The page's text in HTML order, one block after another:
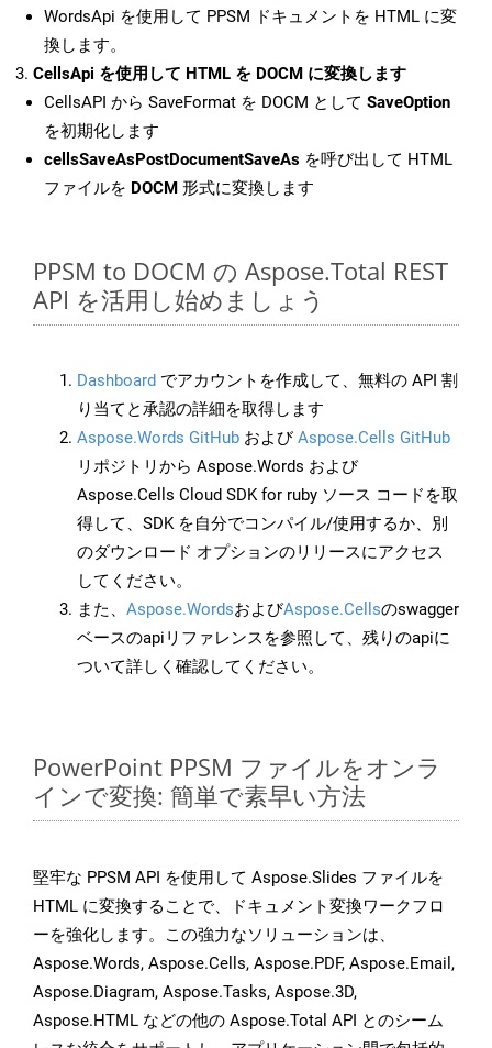
WordsApi を使用して PPSM ドキュメントを HTML に変
換します。
CellsApi を使用して HTML を DOCM に変換します
CellsAPI から SaveFormat を DOCM として SaveOption
を初期化します
cellsSaveAsPostDocumentSaveAs を呼び出して HTML
ファイルを DOCM 形式に変換します
PPSM to DOCM の Aspose.Total REST
API を活用し始めましょう
Dashboard でアカウントを作成して、無料の API 割
り当てと承認の詳細を取得します
Aspose.Words GitHub およびAspose.Cells GitHub
リポジトリから Aspose.Words および
Aspose.Cells Cloud SDK for ruby ソース コードを取
得して、SDK を自分でコンパイル/使用するか、別
のダウンロード オプションのリリースにアクセス
してください。
また、 Aspose.WordsおよびAspose.Cellsのswagger
ベースのapiリファレンスを参照して、残りのapiに
ついて詳しく確認してください。
PowerPoint PPSM ファイルをオンラ
インで変換: 簡単で素早い方法
堅牢な PPSM API を使用して Aspose.Slides ファイルを
HTML に変換することで、ドキュメント変換ワークフロ
ーを強化します。この強力なソリューションは、
Aspose.Words, Aspose.Cells, Aspose.PDF, Aspose.Email,
Aspose.Diagram, Aspose.Tasks, Aspose.3D,
Aspose.HTML などの他の Aspose.Total API とのシーム